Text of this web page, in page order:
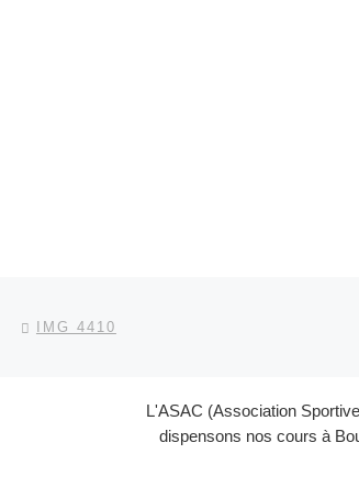
Parcourir les articles
IMG 4410
L'ASAC (Association
dispensons nos cours à